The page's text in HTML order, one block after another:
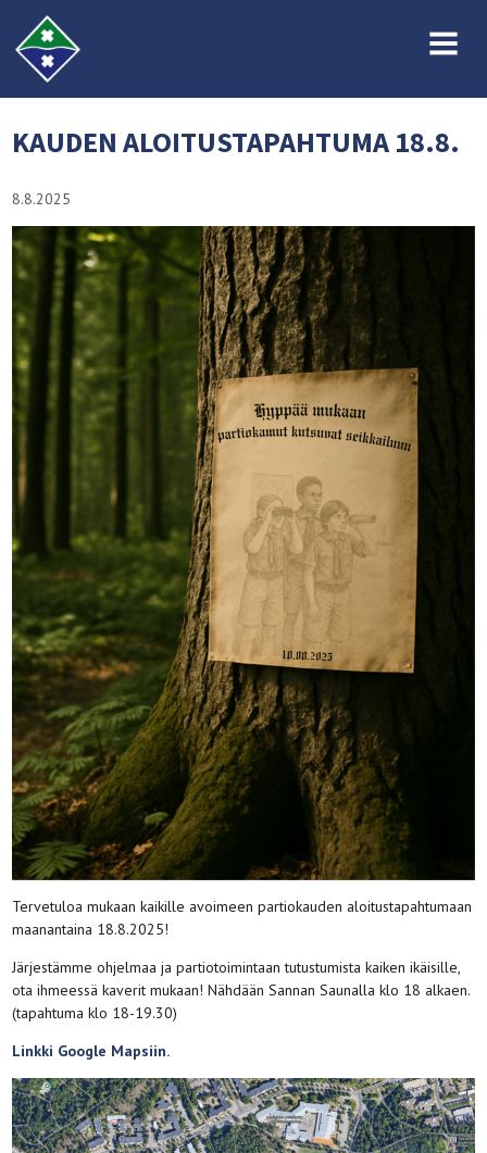
MENU
KAUDEN ALOITUSTAPAHTUMA 18.8.
8.8.2025
Tervetuloa mukaan kaikille avoimeen partiokauden aloitustapahtumaan
maanantaina 18.8.2025!
Järjestämme ohjelmaa ja partiotoimintaan tutustumista kaiken ikäisille,
ota ihmeessä kaverit mukaan! Nähdään Sannan Saunalla klo 18 alkaen.
(tapahtuma klo 18-19.30)
Linkki Google Mapsiin.